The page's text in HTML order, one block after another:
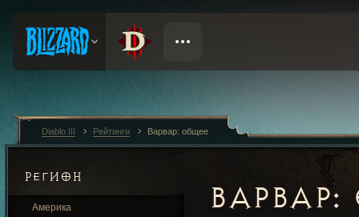
РЕГИОН
Америка
Diablo III Рейтинги Варвар: общее